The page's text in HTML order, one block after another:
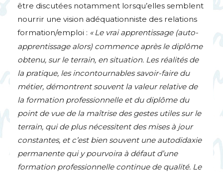
être discutées notamment lorsqu’elles semblent
nourrir une vision adéquationniste des relations
formation/emploi : « Le vrai apprentissage (auto-
apprentissage alors) commence après le diplôme
obtenu, sur le terrain, en situation. Les réalités de
la pratique, les incontournables savoir-faire du
métier, démontrent souvent la valeur relative de
la formation professionnelle et du diplôme du
point de vue de la maîtrise des gestes utiles sur le
terrain, qui de plus nécessitent des mises à jour
constantes, et c’est bien souvent une autodidaxie
permanente qui y pourvoira à défaut d’une
formation professionnelle continue de qualité. Le